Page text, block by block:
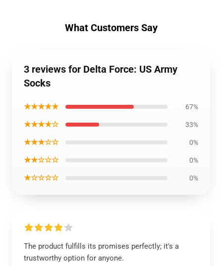
What Customers Say
3 reviews for Delta Force: US Army
Socks
★★★★★ 67%
★★★★☆ 33%
★★★☆☆ 0%
★★☆☆☆ 0%
★☆☆☆☆ 0%
The product fulfills its promises perfectly; it's a
trustworthy option for anyone.